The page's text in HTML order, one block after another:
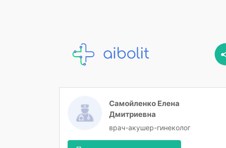
Самойленко Елена
Дмитриевна
врач-акушер-гинеколог